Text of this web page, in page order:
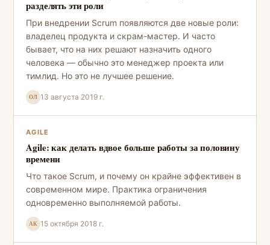
разделять эти роли
При внедрении Scrum появляются две новые роли:
владелец продукта и скрам-мастер. И часто
бывает, что на них решают назначить одного
человека — обычно это менеджер проекта или
тимлид. Но это не лучшее решение.
ОЛ 13 августа 2019 г.
AGILE
Agile: как делать вдвое больше работы за половину
времени
Что такое Scrum, и почему он крайне эффективен в
современном мире. Практика ограничения
одновременно выполняемой работы.
АК 15 октября 2018 г.